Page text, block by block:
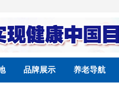
品牌展示 养老导航